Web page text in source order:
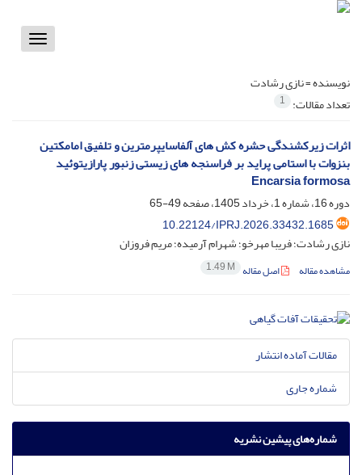
Toggle
نویسنده =نازی رشادت
تعداد مقالات: 1
اثرات زیرکشندگی حشره کش های آلفاسایپرمترین و تلفیق امامکتین
بنزوات با استامی پراید بر فراسنجه های زیستی زنبور پارازیتوئید
Encarsia formosa
دوره 16، شماره 1، خرداد 1405، صفحه
49-65
10.22124/IPRJ.2026.33432.1685
نازی رشادت؛ فریبا مهرخو؛ شهرام آرمیده؛ مریم فروزان
مشاهده مقاله اصل مقاله 1.49 M
مقالات آماده انتشار
شماره جاری
شماره‌های پیشین نشریه